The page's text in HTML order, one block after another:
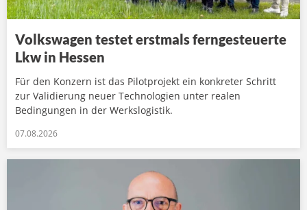
Volkswagen testet erstmals ferngesteuerte
Lkw in Hessen
Für den Konzern ist das Pilotprojekt ein konkreter Schritt
zur Validierung neuer Technologien unter realen
Bedingungen in der Werkslogistik.
07.08.2026